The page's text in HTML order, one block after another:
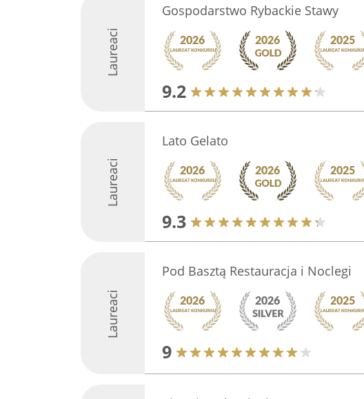
Laureaci
Gospodarstwo Rybackie Stawy
9.2
Laureaci
Lato Gelato
9.3
Laureaci
Pod Basztą Restauracja i Noclegi
9